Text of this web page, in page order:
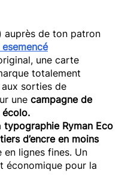
auprès de ton patron
une carte
totalement
sorties de
une campagne de
écolo.
typographie Ryman Eco
d’encre en moins
lignes fines. Un
économique pour la